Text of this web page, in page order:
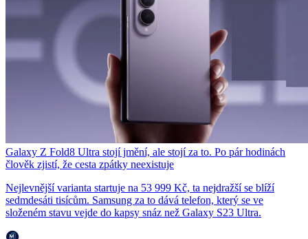
Galaxy Z Fold8 Ultra stojí jmění, ale stojí za to. Po pár hodinách
člověk zjistí, že cesta zpátky neexistuje
Nejlevnější varianta startuje na 53 999 Kč, ta nejdražší se blíží
sedmdesáti tisícům. Samsung za to dává telefon, který se ve
složeném stavu vejde do kapsy snáz než Galaxy S23 Ultra.